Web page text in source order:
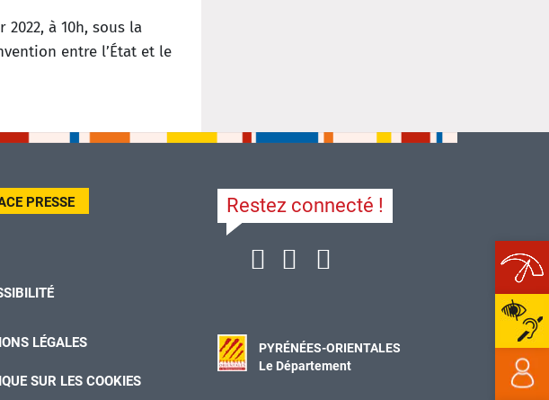
à 10h, sous la
entre l’État et le
PRESSE
LÉGALES
SUR LES COOKIES
Restez connecté !
PYRÉNÉES-ORIENTALES
Le Département